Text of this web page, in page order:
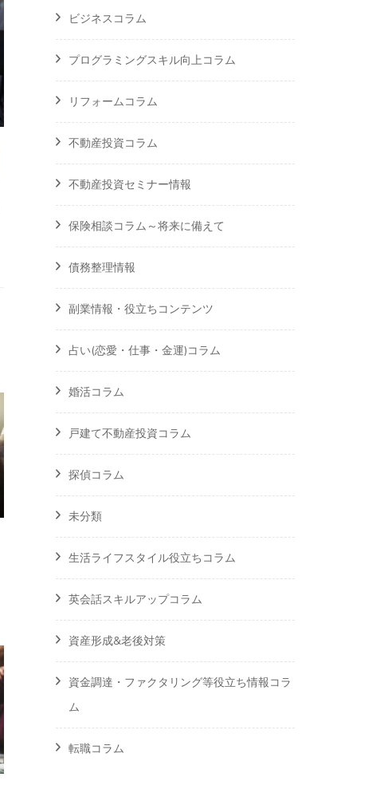
ビジネスコラム
プログラミングスキル向上コラム
リフォームコラム
不動産投資コラム
不動産投資セミナー情報
保険相談コラム～将来に備えて
債務整理情報
副業情報・役立ちコンテンツ
占い(恋愛・仕事・金運)コラム
婚活コラム
戸建て不動産投資コラム
探偵コラム
未分類
生活ライフスタイル役立ちコラム
英会話スキルアップコラム
資産形成&老後対策
資金調達・ファクタリング等役立ち情報コラ
ム
転職コラム